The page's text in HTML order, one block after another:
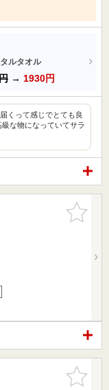
ルタオル
→ 1930円
くって感じでとても良
な物になっていてサラ
お気に入
りに追加
お気に入
りに追加